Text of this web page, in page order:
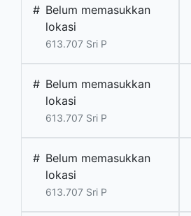
# Belum memasukkan
lokasi
613.707 Sri P
# Belum memasukkan
lokasi
613.707 Sri P
# Belum memasukkan
lokasi
613.707 Sri P